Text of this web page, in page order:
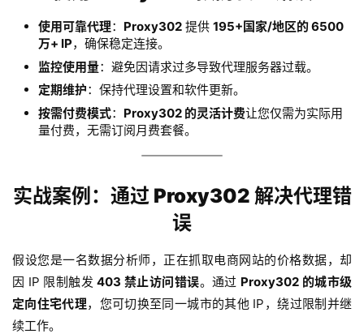
使用可靠代理： Proxy302 提供 195+国家/地区的 6500
万+ IP，确保稳定连接。
监控使用量：避免因请求过多导致代理服务器过载。
定期维护：保持代理设置和软件更新。
按需付费模式： Proxy302 的灵活计费让您仅需为实际用
量付费，无需订阅月费套餐。
实战案例：通过 Proxy302 解决代理错
误
假设您是一名数据分析师，正在抓取电商网站的价格数据，却
因 IP 限制触发 403 禁止访问错误。通过 Proxy302 的城市级
定向住宅代理，您可切换至同一城市的其他 IP，绕过限制并继
续工作。